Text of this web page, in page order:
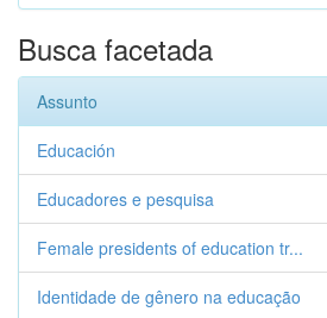
Busca facetada
Assunto
Educación
Educadores e pesquisa
Female presidents of education tr...
Identidade de gênero na educação